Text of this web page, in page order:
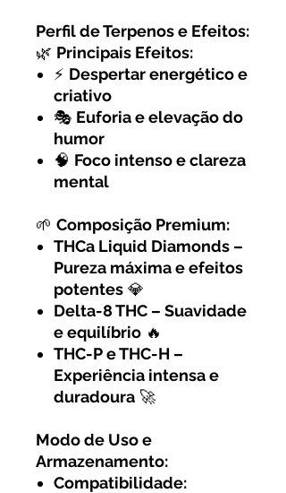
Perfil de Terpenos e Efeitos:
🌿 Principais Efeitos:
⚡ Despertar energético e
criativo
🎭 Euforia e elevação do
humor
🧠 Foco intenso e clareza
mental
🌱 Composição Premium:
THCa Liquid Diamonds –
Pureza máxima e efeitos
potentes 💎
Delta-8 THC – Suavidade
e equilíbrio 🔥
THC-P e THC-H –
Experiência intensa e
duradoura 🚀
Modo de Uso e
Armazenamento:
Compatibilidade: